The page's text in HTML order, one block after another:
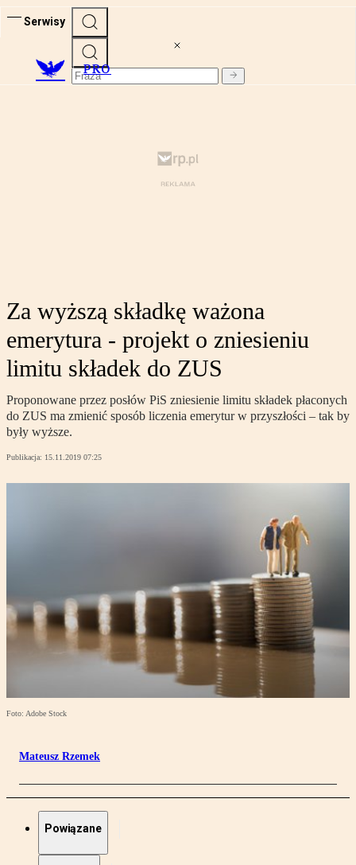
Serwisy
PRO
Za wyższą składkę ważona
emerytura - projekt o zniesieniu
limitu składek do ZUS
Proponowane przez posłów PiS zniesienie limitu składek płaconych
do ZUS ma zmienić sposób liczenia emerytur w przyszłości – tak by
były wyższe.
Publikacja: 15.11.2019 07:25
Foto: Adobe Stock
Mateusz Rzemek
Powiązane